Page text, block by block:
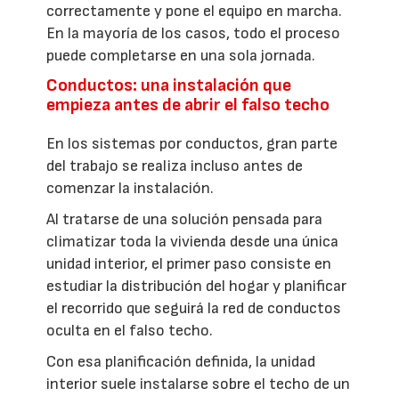
correctamente y pone el equipo en marcha.
En la mayoría de los casos, todo el proceso
puede completarse en una sola jornada.
Conductos: una instalación que
empieza antes de abrir el falso techo
En los sistemas por conductos, gran parte
del trabajo se realiza incluso antes de
comenzar la instalación.
Al tratarse de una solución pensada para
climatizar toda la vivienda desde una única
unidad interior, el primer paso consiste en
estudiar la distribución del hogar y planificar
el recorrido que seguirá la red de conductos
oculta en el falso techo.
Con esa planificación definida, la unidad
interior suele instalarse sobre el techo de un